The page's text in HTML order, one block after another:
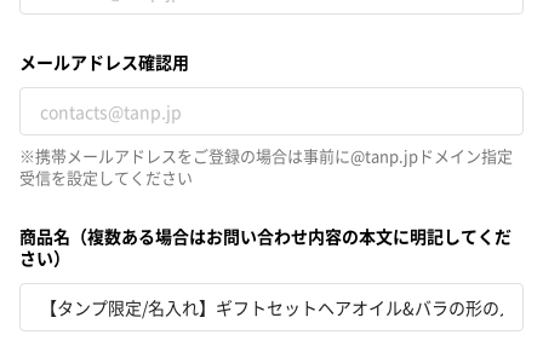
メールアドレス確認用
※携帯メールアドレスをご登録の場合は事前に@tanp.jpドメイン指定
受信を設定してください
商品名（複数ある場合はお問い合わせ内容の本文に明記してくだ
さい）